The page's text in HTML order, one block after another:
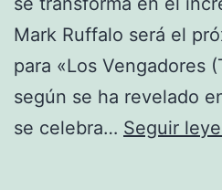
Mark Ruffalo será el
para «Los Vengadores
según se ha revelado
se celebra… Seguir